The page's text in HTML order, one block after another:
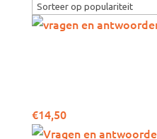
€14,50